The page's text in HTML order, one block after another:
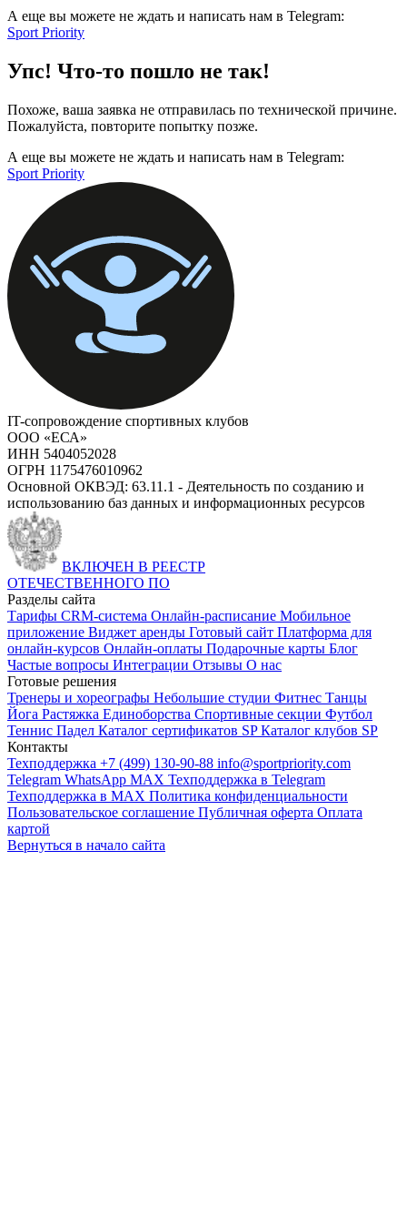
А еще вы можете не ждать и написать нам в Telegram:
Sport Priority
Упс! Что-то пошло не так!
Похоже, ваша заявка не отправилась по технической причине.
Пожалуйста, повторите попытку позже.
А еще вы можете не ждать и написать нам в Telegram:
Sport Priority
IT-сопровождение спортивных клубов
ООО «ЕСА»
ИНН 5404052028
ОГРН 1175476010962
Основной ОКВЭД: 63.11.1 - Деятельность по созданию и
использованию баз данных и информационных ресурсов
ВКЛЮЧЕН В РЕЕСТР
ОТЕЧЕСТВЕННОГО ПО
Разделы сайта
Тарифы CRM-система Онлайн-расписание Мобильное
приложение Виджет аренды Готовый сайт Платформа для
онлайн-курсов Онлайн-оплаты Подарочные карты Блог
Частые вопросы Интеграции Отзывы О нас
Готовые решения
Тренеры и хореографы Небольшие студии Фитнес Танцы
Йога Растяжка Единоборства Спортивные секции Футбол
Теннис Падел Каталог сертификатов SPКаталог клубов SP
Контакты
Техподдержка +7 (499) 130-90-88 info@sportpriority.com
Telegram WhatsApp MAX Техподдержка в Telegram
Техподдержка в MAX Политика конфиденциальности
Пользовательское соглашение Публичная оферта Оплата
картой
Вернуться в начало сайта